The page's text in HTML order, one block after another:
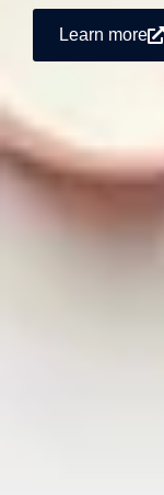
Learn more